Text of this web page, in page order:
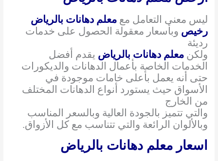
ليس معنى التعامل معمعلم دهانات بالرياض
رخيص وبأسعار معقولة الحصول على خدمات
رديئة
ولكنمعلم دهانات بالرياض يقدم أفضل
الخدمات الخاصة بأعمال الدهانات والديكورات
حتى أنه يعمل بأعلى خامات موجودة في
الأسواق حيث يستورد أنواع الدهانات المختلف
من الخارج
والتي تتميز بالجودة العالية وبالسعر المناسب
وبالألوان الرائعة والتي تتناسب مع كل الأزواق.
اسعار معلم دهانات بالرياض